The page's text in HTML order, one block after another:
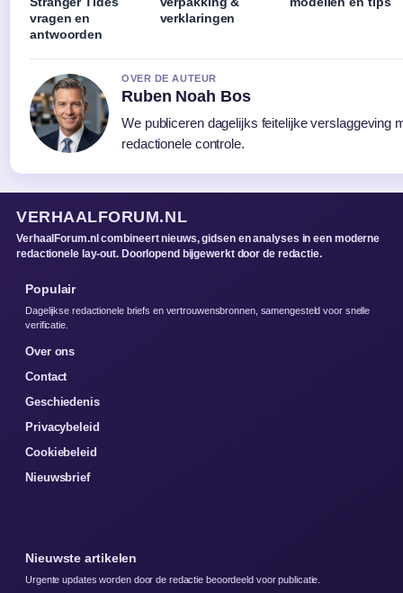
vragen en
antwoorden
verklaringen
OVER DE AUTEUR
Ruben Noah Bos
We publiceren dagelijks feitelijke verslaggeving
redactionele controle.
VERHAALFORUM.NL
VerhaalForum.nl combineert nieuws, gidsen en analyses in een moderne
redactionele lay-out. Doorlopend bijgewerkt door de redactie.
Populair
Dagelijkse redactionele briefs en vertrouwensbronnen, samengesteld voor snelle
verificatie.
Over ons
Contact
Geschiedenis
Privacybeleid
Cookiebeleid
Nieuwsbrief
Nieuwste artikelen
Urgente updates worden door de redactie beoordeeld voor publicatie.